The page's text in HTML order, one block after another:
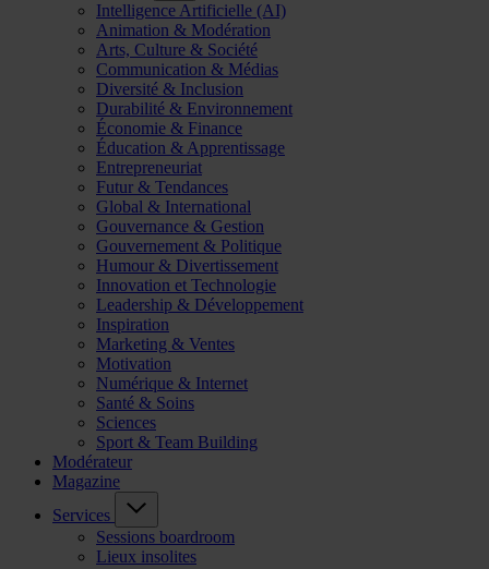
Intelligence Artificielle (AI)
Animation & Modération
Arts, Culture & Société
Communication & Médias
Diversité & Inclusion
Durabilité & Environnement
Économie & Finance
Éducation & Apprentissage
Entrepreneuriat
Futur & Tendances
Global & International
Gouvernance & Gestion
Gouvernement & Politique
Humour & Divertissement
Innovation et Technologie
Leadership & Développement
Inspiration
Marketing & Ventes
Motivation
Numérique & Internet
Santé & Soins
Sciences
Sport & Team Building
Modérateur
Magazine
Services
Sessions boardroom
Lieux insolites